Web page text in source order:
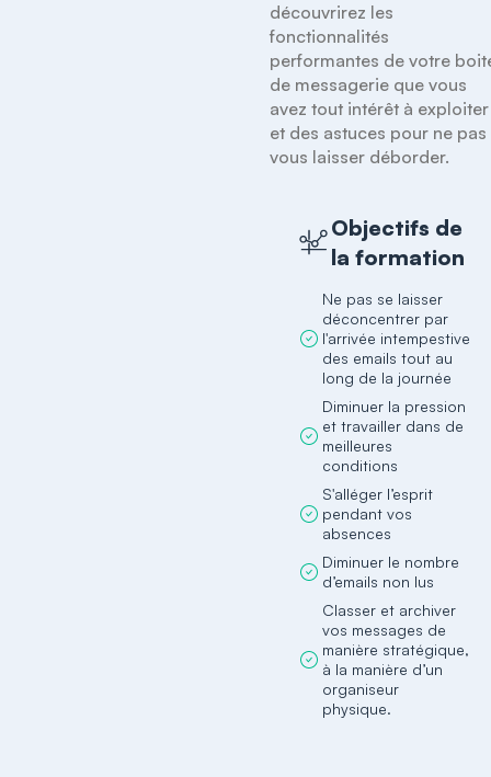
découvrirez les
fonctionnalités
performantes de votre
de messagerie que vous
avez tout intérêt à exploiter
et des astuces pour ne pas
vous laisser déborder.
Objectifs de
la formation
Ne pas se laisser
déconcentrer par
l'arrivée intempestive
des emails tout au
long de la journée
Diminuer la pression
et travailler dans de
meilleures
conditions
S'alléger l’esprit
pendant vos
absences
Diminuer le nombre
d’emails non lus
Classer et archiver
vos messages de
manière stratégique,
à la manière d’un
organiseur
physique.